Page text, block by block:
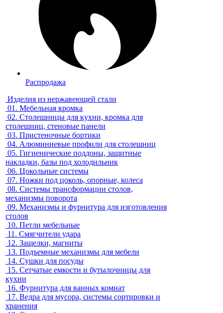
Распродажа
Изделия из нержавеющей стали
01. Мебельная кромка
02. Столешницы для кухни, кромка для
столешниц, стеновые панели
03. Пристеночные бортики
04. Алюминиевые профили для столешниц
05. Гигиенические поддоны, защитные
накладки, базы под холодильник
06. Цокольные системы
07. Ножки под цоколь, опорные, колеса
08. Системы трансформации столов,
механизмы поворота
09. Механизмы и фурнитура для изготовления
столов
10. Петли мебельные
11. Смягчители удара
12. Защелки, магниты
13. Подъемные механизмы для мебели
14. Сушки для посуды
15. Сетчатые емкости и бутылочницы для
кухни
16. Фурнитура для ванных комнат
17. Ведра для мусора, системы сортировки и
хранения